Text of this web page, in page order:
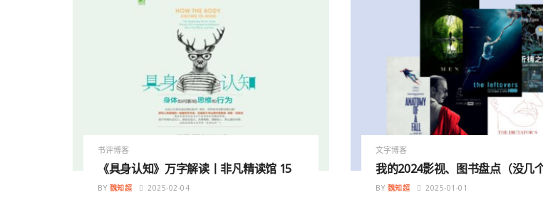
书评博客
《具身认知》万字解读丨非凡精读馆 15
BY 魏知超 2025-02-04
文字博客
我的2024影视、图书盘点（没几个
BY 魏知超 2025-01-01